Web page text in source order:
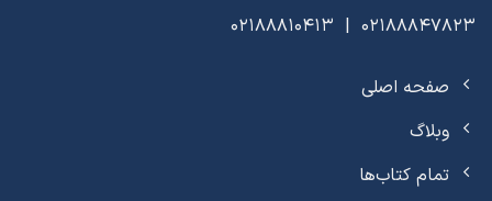
02188847823 | 02188810413
صفحه اصلی
وبلاگ
تمام کتاب‌ها